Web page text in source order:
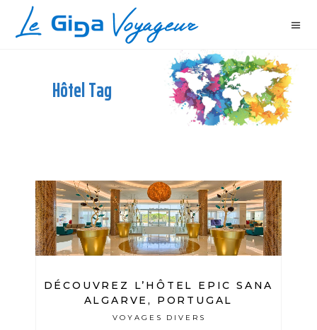
Hôtel Tag
DÉCOUVREZ L’HÔTEL EPIC SANA
ALGARVE, PORTUGAL
VOYAGES DIVERS